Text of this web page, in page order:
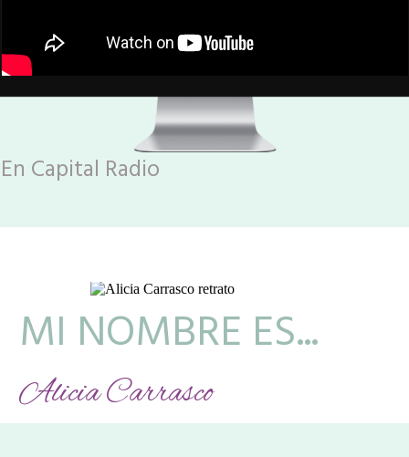
En Capital Radio
MI NOMBRE ES...
Alicia Carrasco